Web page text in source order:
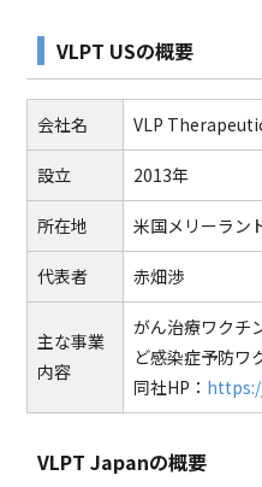
VLPT USの概要
会社名 VLP
設立 2013年
所在地 米国メリーラン
代表者 赤畑渉
主な事業
内容
がん治療ワクチ
ど感染症予防ワ
同社HP：
VLPT Japanの概要